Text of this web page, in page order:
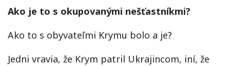
Ako je to s okupovanými nešťastníkmi?
Ako to s obyvateľmi Krymu bolo a je?
Jedni vravia, že Krym patril Ukrajincom, iní, že